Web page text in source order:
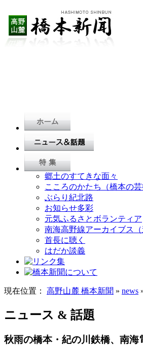
郷土のすてきな面々
こころのかたち（橋本の芸
ぶらり紀北路
お知らせ多彩
元気ふるさとボランティア
南海高野線アーカイブス（
首長に聴く
はだか談義
現在位置： 高野山麓 橋本新聞 » news
ニュース & 話題
秋雨の橋本・紀の川鉄橋、南